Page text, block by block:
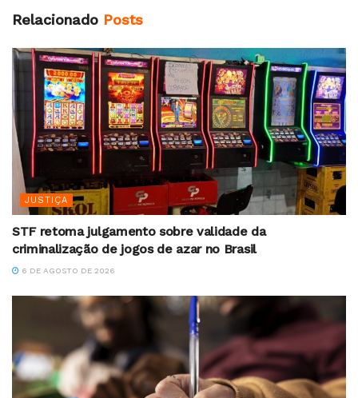
Relacionado Posts
JUSTIÇA
STF retoma julgamento sobre validade da
criminalização de jogos de azar no Brasil
6 DE AGOSTO DE 2026